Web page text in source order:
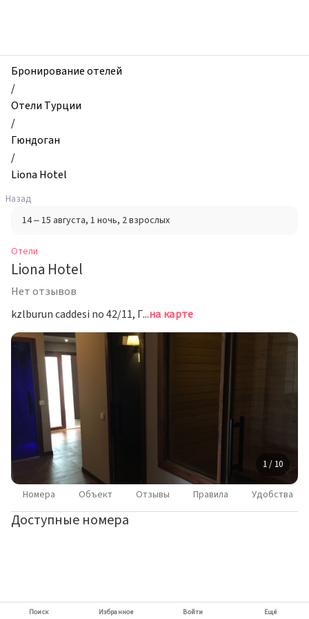
Liona
Hotel,
Гюндоган,
Турция
Бронирование отелей
/
Отели Турции
/
Гюндоган
/
Liona Hotel
Назад
14 – 15 августа, 1 ночь, 2 взрослых
Отели
Liona Hotel
Нет отзывов
kzlburun caddesi no 42/11, Гюндоганна карте
1 / 10
Номера Объект Отзывы Правила Удобства
Доступные номера
Поиск Избранное Войти Ещё